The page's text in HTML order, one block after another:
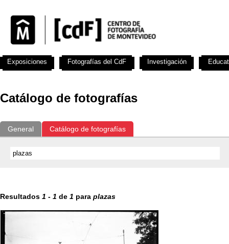
Catálogo de fotografías
General Catálogo de fotografías
Resultados 1 - 1 de 1 para plazas
Exposiciones Fotografías del CdF Investigación